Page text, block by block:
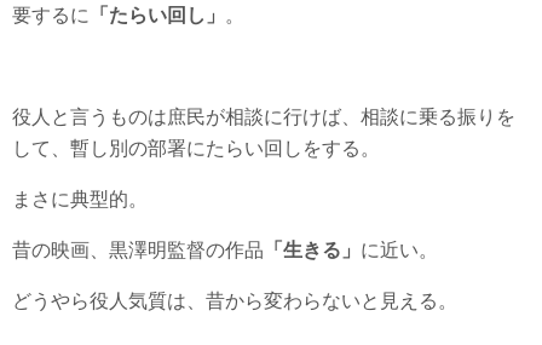
要するに 「たらい回し」 。
役人と言うものは庶民が相談に行けば、相談に乗る振りを
して、暫し別の部署にたらい回しをする。
まさに典型的。
昔の映画、黒澤明監督の作品 「生きる」 に近い。
どうやら役人気質は、昔から変わらないと見える。